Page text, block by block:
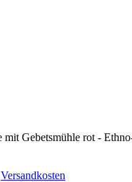
mit Gebetsmühle rot -
Versandkosten